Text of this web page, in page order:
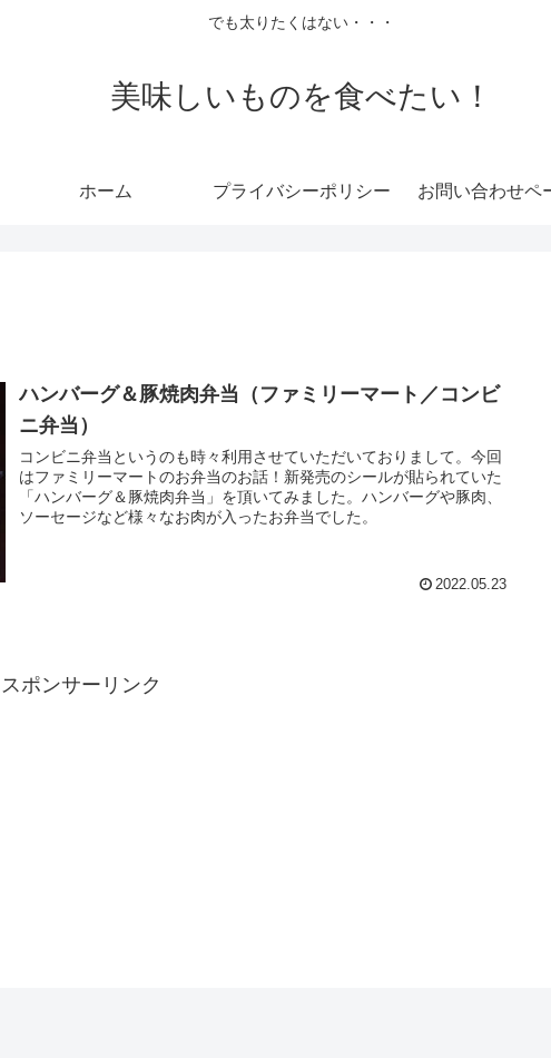
でも太りたくはない・・・
美味しいものを食べたい！
ホーム プライバシーポリシー お問い合わせペ
ハンバーグ＆豚焼肉弁当（ファミリーマート／コンビ
ニ弁当）
コンビニ弁当というのも時々利用させていただいておりまして。今回
はファミリーマートのお弁当のお話！新発売のシールが貼られていた
「ハンバーグ＆豚焼肉弁当」を頂いてみました。ハンバーグや豚肉、
ソーセージなど様々なお肉が入ったお弁当でした。
2022.05.23
スポンサーリンク